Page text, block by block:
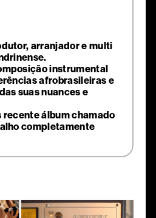
arranjador e multi
instrumental
afrobrasileiras e
suas nuances e
recente álbum chamado
completamente